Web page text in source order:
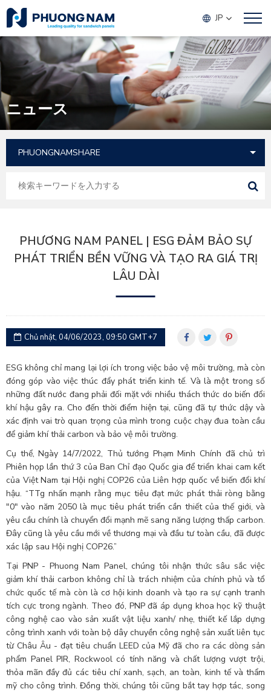
JP
ニュース
PHƯƠNG NAM PANEL | ESG ĐẢM BẢO SỰ
PHÁT TRIỂN BỀN VỮNG VÀ TẠO RA GIÁ TRỊ
LÂU DÀI
Chủ nhật, 04/06/2023, 09:50 GMT+7
ESG không chỉ mang lại lợi ích trong việc bảo vệ môi trường, mà còn
đóng góp vào việc thúc đẩy phát triển kinh tế. Và là một trong số
những đất nước đang phải đối mặt với nhiều thách thức do biến đổi
khí hậu gây ra. Cho đến thời điểm hiện tại, cũng đã tự thức dậy và
xác định vai trò quan trọng của mình trong cuộc chạy đua toàn cầu
để giảm khí thải carbon và bảo vệ môi trường.
Cụ thể, Ngày 14/7/2022, Thủ tướng Phạm Minh Chính đã chủ trì
Phiên họp lần thứ 3 của Ban Chỉ đạo Quốc gia để triển khai cam kết
của Việt Nam tại Hội nghị COP26 của Liên hợp quốc về biến đổi khí
hậu. “TTg nhấn mạnh rằng mục tiêu đạt mức phát thải ròng bằng
"0" vào năm 2050 là mục tiêu phát triển cần thiết của thế giới, và
yêu cầu chính là chuyển đổi mạnh mẽ sang năng lượng thấp carbon.
Đây cũng là yêu cầu mới về thương mại và đầu tư toàn cầu, đã được
xác lập sau Hội nghị COP26.”
Tại PNP - Phuong Nam Panel, chúng tôi nhận thức sâu sắc việc
giảm khí thải carbon không chỉ là trách nhiệm của chính phủ và tổ
chức quốc tế mà còn là cơ hội kinh doanh và tạo ra sự cạnh tranh
tích cực trong ngành. Theo đó, PNP đã áp dụng khoa học kỹ thuật
công nghệ cao vào sản xuất vật liệu xanh/ nhẹ, thiết kế lắp dựng
công trình xanh với toàn bộ dây chuyền công nghệ sản xuất liên tục
từ Châu Âu - đạt tiêu chuẩn LEED của Mỹ đã cho ra các dòng sản
phẩm Panel PIR, Rockwool có tính năng và chất lượng vượt trội,
thỏa mãn đầy đủ các tiêu chí xanh, sạch, an toàn, kinh tế và thẩm
mỹ cho công trình. Đồng thời, chúng tôi cũng bắt tay hợp tác, song